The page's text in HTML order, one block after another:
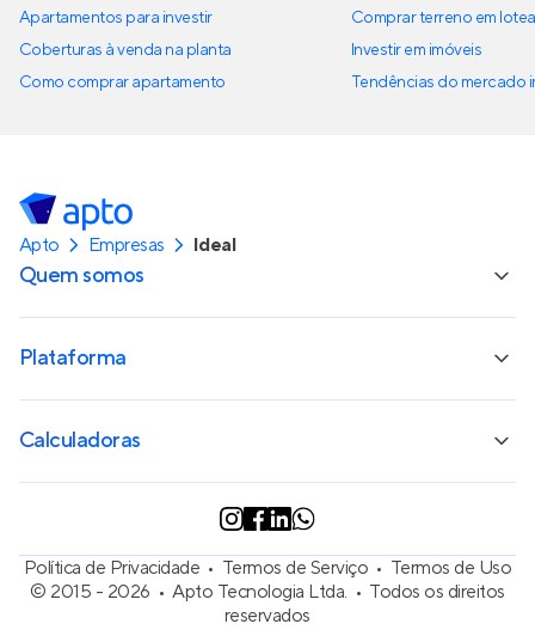
Apartamentos para investir
Coberturas à venda na planta
Como comprar apartamento
Comprar terreno em
Investir em imóveis
Tendências do mercado
Apto Empresas Ideal
Quem somos
Plataforma
Calculadoras
Política de Privacidade Termos de Serviço
Termos de Uso
© 2015 - 2026
Apto Tecnologia Ltda.
Todos os direitos
reservados